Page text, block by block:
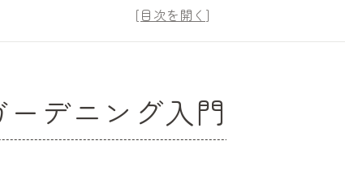
ホームセンターで手に入る有機培養土の選び方
おすすめの有機培養土で育てる安心ガーデニング
有機培養土で環境に優しい栽培を楽しむコツ
初心者が知りたい有機培養土の基本と使い方
デニング入門